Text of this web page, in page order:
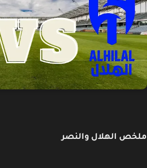
الهلال والنصر